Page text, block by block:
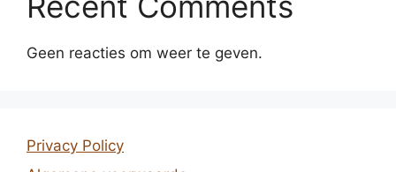
Geen reacties om weer te geven.
Privacy Policy